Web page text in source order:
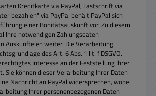
Kreditkarte via PayPal, Lastschrift via
bezahlen" via PayPal behält PayPal sich
einer Bonitätsauskunft vor. Zu diesem
Ihre notwendigen Zahlungsdaten
Auskunfteien weiter. Die Verarbeitung
des Art. 6 Abs. 1 lit. f DSGVO.
Interesse an der Feststellung Ihrer
Sie können dieser Verarbeitung Ihrer Daten
Nachricht an PayPal widersprechen, wobei
Ihrer personenbezogenen Daten